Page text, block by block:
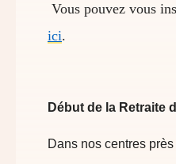
Vous pouvez vous
ici.
Début de la Retraite
Dans nos centres